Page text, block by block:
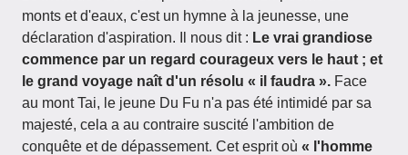
monts et d'eaux, c'est un hymne à la jeunesse, une
déclaration d'aspiration. Il nous dit : Le vrai grandiose
commence par un regard courageux vers le haut ; et
le grand voyage naît d'un résolu « il faudra ». Face
au mont Tai, le jeune Du Fu n'a pas été intimidé par sa
majesté, cela a au contraire suscité l'ambition de
conquête et de dépassement. Cet esprit où « l'homme